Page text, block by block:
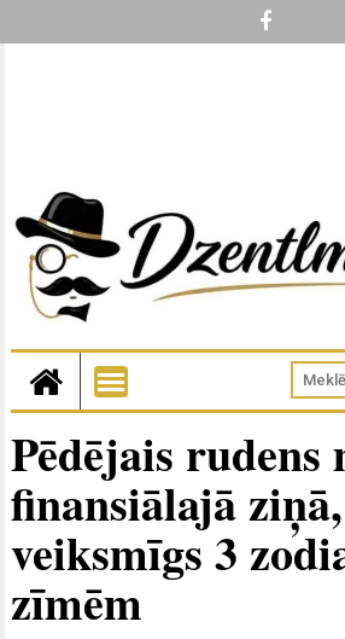
Pēdējais rudens
finansiālajā
veiksmīgs 3
zīmēm